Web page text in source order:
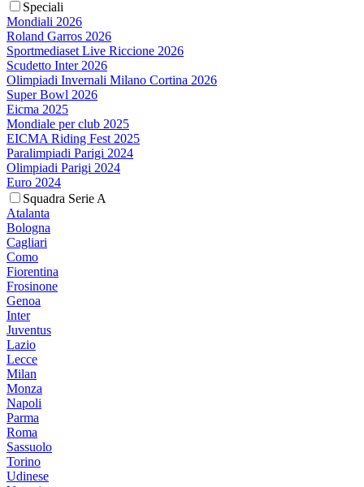
Speciali
Mondiali 2026
Roland Garros 2026
Sportmediaset Live Riccione 2026
Scudetto Inter 2026
Olimpiadi Invernali Milano Cortina 2026
Super Bowl 2026
Eicma 2025
Mondiale per club 2025
EICMA Riding Fest 2025
Paralimpiadi Parigi 2024
Olimpiadi Parigi 2024
Euro 2024
Squadra Serie A
Atalanta
Bologna
Cagliari
Como
Fiorentina
Frosinone
Genoa
Inter
Juventus
Lazio
Lecce
Milan
Monza
Napoli
Parma
Roma
Sassuolo
Torino
Udinese